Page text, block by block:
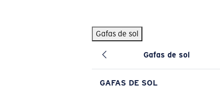
Gafas de sol
Gafas de sol
GAFAS DE SOL
BÚSQUEDAS POPULARES
Pilothouse PRO Limited Edition Pack Exclusivo
Gafas de sol personalizadas